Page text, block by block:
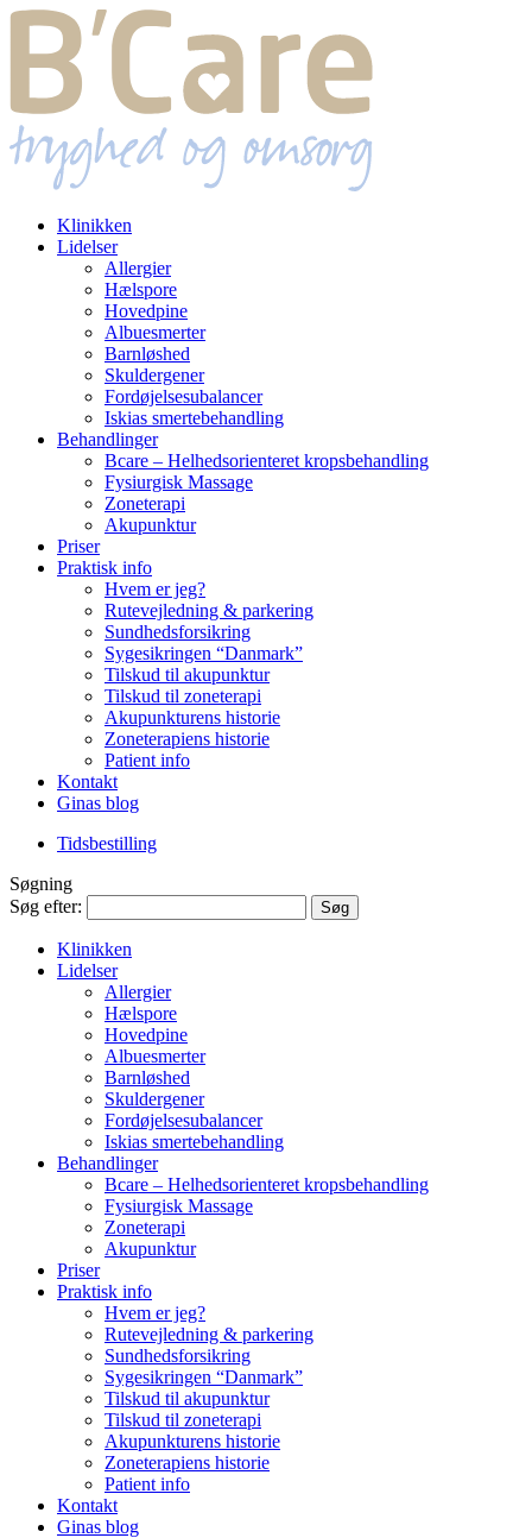
Klinikken
Lidelser
Allergier
Hælspore
Hovedpine
Albuesmerter
Barnløshed
Skuldergener
Fordøjelsesubalancer
Iskias smertebehandling
Behandlinger
Bcare – Helhedsorienteret kropsbehandling
Fysiurgisk Massage
Zoneterapi
Akupunktur
Priser
Praktisk info
Hvem er jeg?
Rutevejledning & parkering
Sundhedsforsikring
Sygesikringen “Danmark”
Tilskud til akupunktur
Tilskud til zoneterapi
Akupunkturens historie
Zoneterapiens historie
Patient info
Kontakt
Ginas blog
Tidsbestilling
Søgning
Søg efter:
Klinikken
Lidelser
Allergier
Hælspore
Hovedpine
Albuesmerter
Barnløshed
Skuldergener
Fordøjelsesubalancer
Iskias smertebehandling
Behandlinger
Bcare – Helhedsorienteret kropsbehandling
Fysiurgisk Massage
Zoneterapi
Akupunktur
Priser
Praktisk info
Hvem er jeg?
Rutevejledning & parkering
Sundhedsforsikring
Sygesikringen “Danmark”
Tilskud til akupunktur
Tilskud til zoneterapi
Akupunkturens historie
Zoneterapiens historie
Patient info
Kontakt
Ginas blog